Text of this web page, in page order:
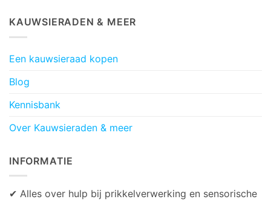
KAUWSIERADEN & MEER
Een kauwsieraad kopen
Blog
Kennisbank
Over Kauwsieraden & meer
INFORMATIE
✔ Alles over hulp bij prikkelverwerking en sensorische